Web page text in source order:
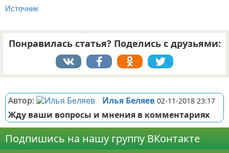
Источник
Понравилась статья? Поделись с друзьями:
Автор: Илья Беляев 02-11-2018 23:17
Жду ваши вопросы и мнения в комментариях
Подпишись на нашу группу ВКонтакте